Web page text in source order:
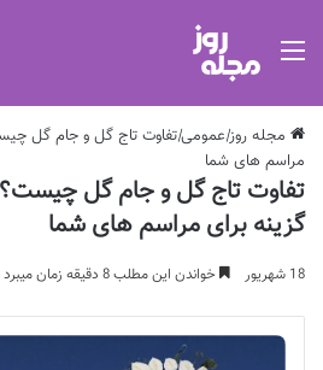
مجله روز|عمومی|تفاوت تاج گل و جام گل
مراسم های شما
تفاوت تاج گل و جام گل چیست؟
گزینه برای مراسم های شما
18 شهریور خواندن این مطلب 8 دقیقه زمان میبرد